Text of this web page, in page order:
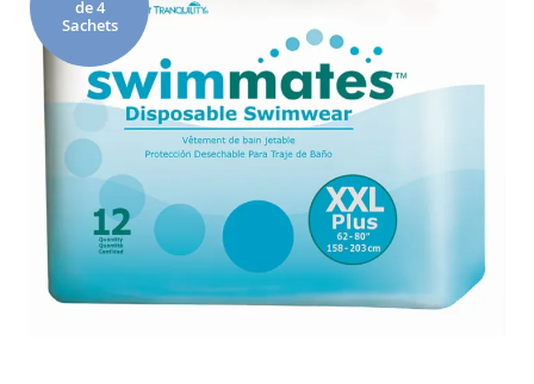
de
galerie
d’images
de 4
Sachets